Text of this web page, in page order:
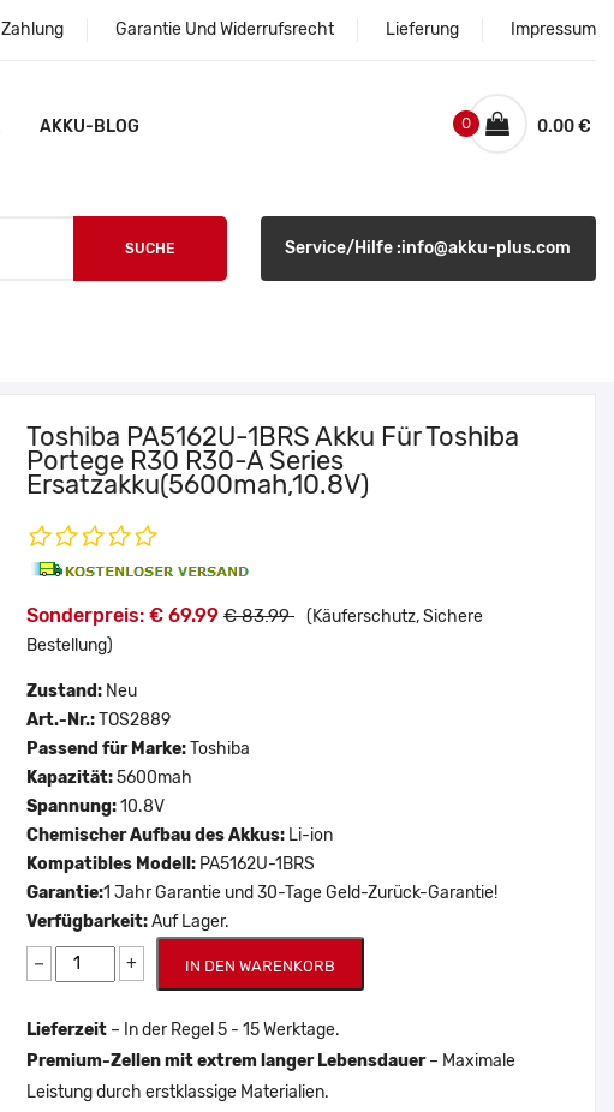
Zahlung Garantie Und Widerrufsrecht Lieferung Impressum
AKKU-BLOG 0.00 €
0
SUCHE Service/Hilfe :info@akku-plus.com
Toshiba PA5162U-1BRS Akku Für Toshiba
Portege R30 R30-A Series
Ersatzakku(5600mah,10.8V)
Sonderpreis: € 69.99 € 83.99 (Käuferschutz, Sichere
Bestellung)
Zustand: Neu
Art.-Nr.:TOS2889
Passend für Marke:Toshiba
Kapazität:5600mah
Spannung:10.8V
Chemischer Aufbau des Akkus: Li-ion
Kompatibles Modell: PA5162U-1BRS
Garantie:1 Jahr Garantie und 30-Tage Geld-Zurück-Garantie!
Verfügbarkeit:Auf Lager.
− + IN DEN WARENKORB
Lieferzeit – In der Regel 5 - 15 Werktage.
Premium-Zellen mit extrem langer Lebensdauer– Maximale
Leistung durch erstklassige Materialien.